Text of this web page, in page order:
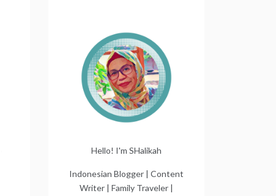
Hello! I'm SHalikah
Indonesian Blogger | Content
Writer | Family Traveler |